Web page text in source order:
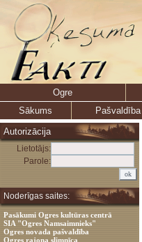
Ogre
Sākums
Pašvaldība
Autorizācija
Lietotājs:
Parole:
Noderīgas saites:
Pasākumi Ogres kultūras centrā
SIA "Ogres Namsaimnieks"
Ogres novada pašvaldība
Ogres rajona slimnīca